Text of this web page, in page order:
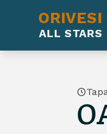
ORIVESI
ALL STARS